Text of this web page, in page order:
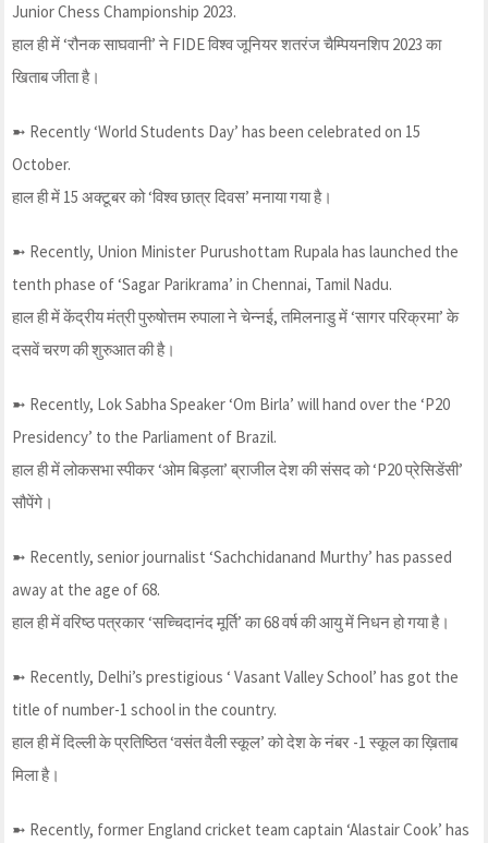
Junior Chess Championship 2023.
हाल ही में ‘रौनक साघवानी’ ने FIDE विश्व जूनियर शतरंज चैम्पियनशिप 2023 का
खिताब जीता है।
➼ Recently ‘World Students Day’ has been celebrated on 15
October.
हाल ही में 15 अक्टूबर को ‘विश्व छात्र दिवस’ मनाया गया है।
➼ Recently, Union Minister Purushottam Rupala has launched the
tenth phase of ‘Sagar Parikrama’ in Chennai, Tamil Nadu.
हाल ही में केंद्रीय मंत्री पुरुषोत्तम रुपाला ने चेन्नई, तमिलनाडु में ‘सागर परिक्रमा’ के
दसवें चरण की शुरुआत की है।
➼ Recently, Lok Sabha Speaker ‘Om Birla’ will hand over the ‘P20
Presidency’ to the Parliament of Brazil.
हाल ही में लोकसभा स्पीकर ‘ओम बिड़ला’ ब्राजील देश की संसद को ‘P20 प्रेसिडेंसी’
सौपेंगे।
➼ Recently, senior journalist ‘Sachchidanand Murthy’ has passed
away at the age of 68.
हाल ही में वरिष्ठ पत्रकार ‘सच्चिदानंद मूर्ति’ का 68 वर्ष की आयु में निधन हो गया है।
➼ Recently, Delhi’s prestigious ‘ Vasant Valley School’ has got the
title of number-1 school in the country.
हाल ही में दिल्ली के प्रतिष्ठित ‘वसंत वैली स्कूल’ को देश के नंबर -1 स्कूल का ख़िताब
मिला है।
➼ Recently, former England cricket team captain ‘Alastair Cook’ has